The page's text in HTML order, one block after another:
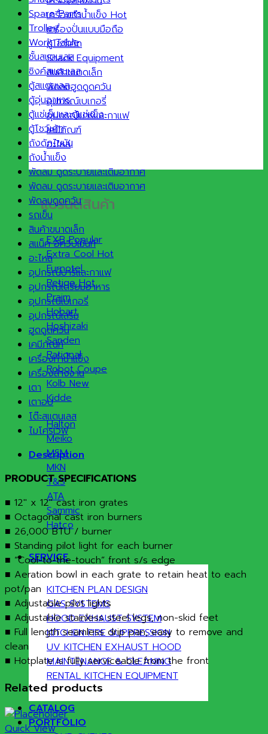
เครื่องทำน้ำแข็ง
เครื่องปั่นแบบมือถือ
ตู้โชว์เค้ก
Snack Equipment
สินค้าขนาดเล็ก
พัดลมฮูดดูดควัน
อุปกรณ์เบเกอรี่
อุปกรณ์บาร์และกาแฟ
เคมีภัณฑ์
อะไหล่
แบรนด์สินค้า
EXB
Extra Cool
Furnotel
Retigo
Praim
Hobart
Hoshizaki
Sanden
Rational
Robot Coupe
Kolb
Kidde
Halton
Meiko
MSM
MKN
T&S
ATA
Sammic
Hatco
SERVICE
KITCHEN PLAN DESIGN
GAS SYSTEMS
HOOD EXHAUST SYSTEM
KITCHEN FIRE SUPPRESSION
UV KITCHEN EXHAUST HOOD
MAINTENANCE & CLEANING
RENTAL KITCHEN EQUIPMENT
CATALOG
PORTFOLIO
Spare Parts
Trolley
Work Table
ชั้นสแตนเลส
ซิงค์สแตนเลส
ตู้สแตนเลส
ตู้อุ่นอาหาร
ตู้แช่เย็นและตู้แช่แข็ง
ตู้โชว์เค้ก
ถังดักไขมัน
ถังน้ำแข็ง
พัดลม ดูดระบายและเติมอากาศ
พัดลม ดูดระบายและเติมอากาศ
พัดลมดูดควัน
รถเข็น
สินค้าขนาดเล็ก
สแน็ค อีควิปเม้นท์
อะไหล่
อุปกรณ์บาร์และกาแฟ
อุปกรณ์เตรียมอาหาร
อุปกรณ์เบเกอรี่
อุปกรณ์เสริม
ฮูดดูดควัน
เคมีภัณฑ์
เครื่องทำน้ำแข็ง
เครื่องล้างจาน
เตา
เตาอบ
โต๊ะสแตนเลส
ไมโครเวฟ
Description
PRODUCT SPECIFICATIONS
■ 12″ x 12″ cast iron grates
■ Octagonal cast iron burners
■ 26,000 BTU / burner
■ Standing pilot light for each burner
■ “Cool-to-the-touch” front s/s edge
■ Aeration bowl in each grate to retain heat to each
pot/pan
■ Adjustable pilot lights
■ Adjustable stainless steel legs, non-skid feet
■ Full length seamless drip pan, easy to remove and
clean
■ Hotplate is fully serviceable from the front
Related products
Quick View